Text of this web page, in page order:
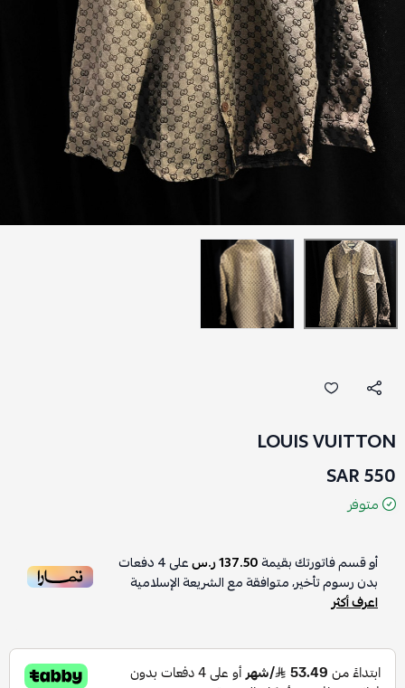
LOUIS VUITTON
550 SAR
متوفر
أو قسم فاتورتك بقيمة137.50 ر.س على4دفعات
بدون رسوم تأخير، متوافقة مع الشريعة الإسلامية
اعرف أكثر